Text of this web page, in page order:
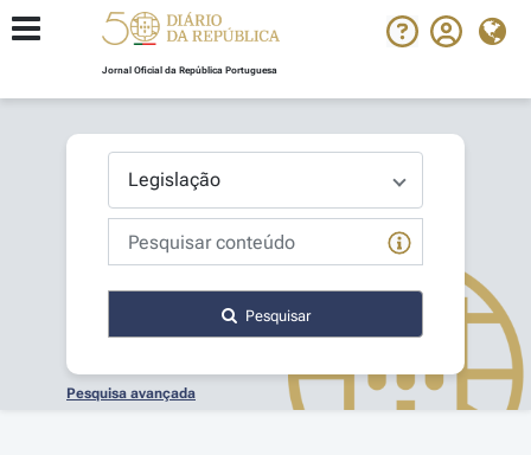
Jornal Oficial da República Portuguesa
Pesquisar
Pesquisa avançada